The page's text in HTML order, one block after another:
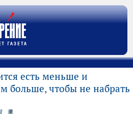
есть меньше и
больше, чтобы не набрать